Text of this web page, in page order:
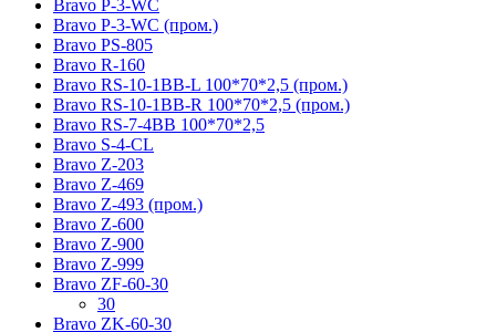
Bravo P-3-WC
Bravo P-3-WC (пром.)
Bravo PS-805
Bravo R-160
Bravo RS-10-1BB-L 100*70*2,5 (пром.)
Bravo RS-10-1BB-R 100*70*2,5 (пром.)
Bravo RS-7-4BB 100*70*2,5
Bravo S-4-CL
Bravo Z-203
Bravo Z-469
Bravo Z-493 (пром.)
Bravo Z-600
Bravo Z-900
Bravo Z-999
Bravo ZF-60-30
30
Bravo ZK-60-30